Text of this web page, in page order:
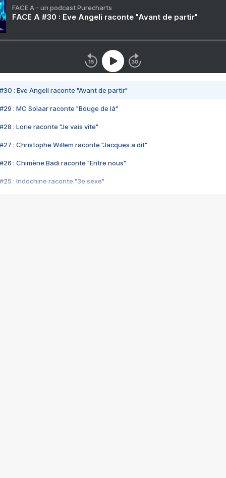
FACE A - un podcast Purecharts
FACE A #30 : Eve Angeli raconte "Avant de partir"
#30 : Eve Angeli raconte "Avant de partir"
#29 : MC Solaar raconte "Bouge de là"
#28 : Lorie raconte "Je vais vite"
#27 : Christophe Willem raconte "Jacques a dit"
#26 : Chimène Badi raconte "Entre nous"
#25 : Indochine raconte "3e sexe"